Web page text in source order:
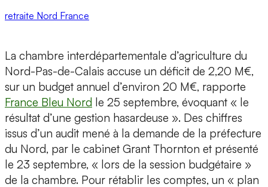
retraite Nord France
La chambre interdépartementale d’agriculture du
Nord-Pas-de-Calais accuse un déficit de 2,20 M€,
sur un budget annuel d’environ 20 M€, rapporte
France Bleu Nord le 25 septembre, évoquant « le
résultat d’une gestion hasardeuse ». Des chiffres
issus d’un audit mené à la demande de la préfecture
du Nord, par le cabinet Grant Thornton et présenté
le 23 septembre, « lors de la session budgétaire »
de la chambre. Pour rétablir les comptes, un « plan